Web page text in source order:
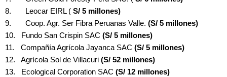
8. Leocar EIRL ( S/ 5 millones)
9. Coop. Agr. Ser Fibra Peruanas Valle. (S/ 5 millones)
10. Fundo San Crispin SAC (S/ 5 millones)
11. Compañía Agrícola Jayanca SAC (S/ 5 millones)
12. Agrícola Sol de Villacuri (S/ 52 millones)
13. Ecological Corporation SAC (S/ 12 millones)